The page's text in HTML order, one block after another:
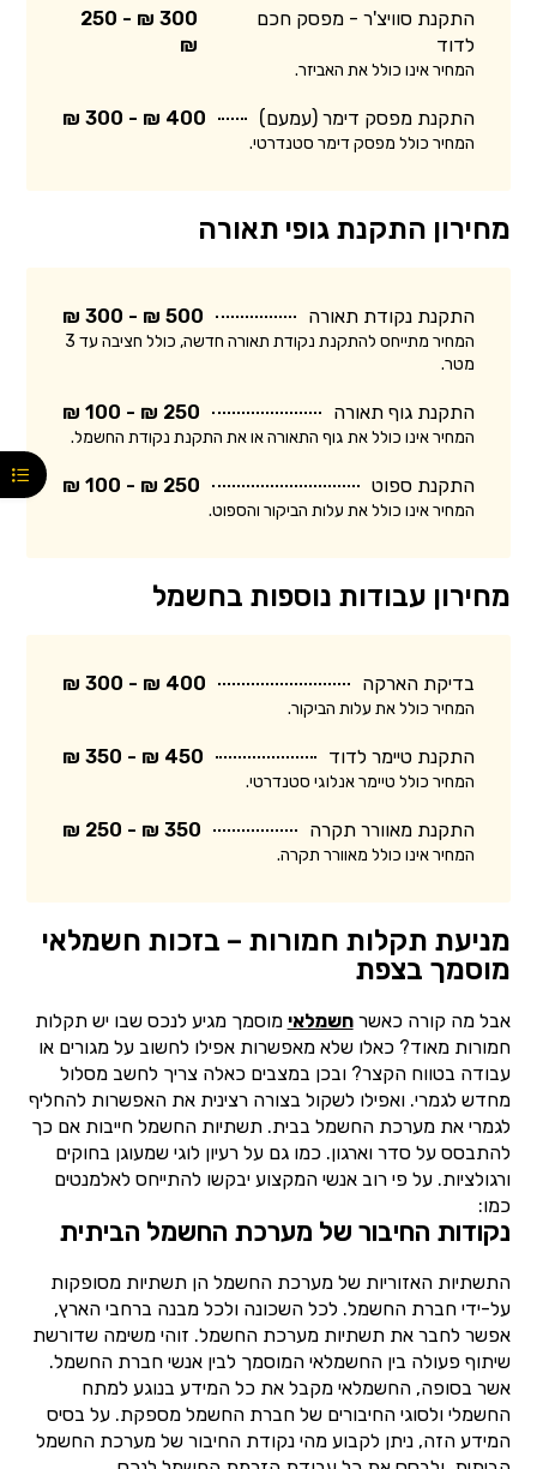
התקנת סוויצ'ר - מפסק חכם
לדוד
300 ₪ - 250
₪
המחיר אינו כולל את האביזר.
התקנת מפסק דימר (עמעם) 400 ₪ - 300 ₪
המחיר כולל מפסק דימר סטנדרטי.
מחירון התקנת גופי תאורה
התקנת נקודת תאורה 500 ₪ - 300 ₪
המחיר מתייחס להתקנת נקודת תאורה חדשה, כולל חציבה עד 3
מטר.
התקנת גוף תאורה 250 ₪ - 100 ₪
המחיר אינו כולל את גוף התאורה או את התקנת נקודת החשמל.
התקנת ספוט 250 ₪ - 100 ₪
המחיר אינו כולל את עלות הביקור והספוט.
מחירון עבודות נוספות בחשמל
בדיקת הארקה 400 ₪ - 300 ₪
המחיר כולל את עלות הביקור.
התקנת טיימר לדוד 450 ₪ - 350 ₪
המחיר כולל טיימר אנלוגי סטנדרטי.
התקנת מאוורר תקרה 350 ₪ - 250 ₪
המחיר אינו כולל מאוורר תקרה.
מניעת תקלות חמורות – בזכות חשמלאי
מוסמך בצפת
אבל מה קורה כאשרחשמלאי מוסמך מגיע לנכס שבו יש תקלות
חמורות מאוד? כאלו שלא מאפשרות אפילו לחשוב על מגורים או
עבודה בטווח הקצר? ובכן במצבים כאלה צריך לחשב מסלול
מחדש לגמרי. ואפילו לשקול בצורה רצינית את האפשרות להחליף
לגמרי את מערכת החשמל בבית. תשתיות החשמל חייבות אם כך
להתבסס על סדר וארגון. כמו גם על רעיון לוגי שמעוגן בחוקים
ורגולציות. על פי רוב אנשי המקצוע יבקשו להתייחס לאלמנטים
כמו:
נקודות החיבור של מערכת החשמל הביתית
התשתיות האזוריות של מערכת החשמל הן תשתיות מסופקות
על-ידי חברת החשמל. לכל השכונה ולכל מבנה ברחבי הארץ,
אפשר לחבר את תשתיות מערכת החשמל. זוהי משימה שדורשת
שיתוף פעולה בין החשמלאי המוסמך לבין אנשי חברת החשמל.
אשר בסופה, החשמלאי מקבל את כל המידע בנוגע למתח
החשמלי ולסוגי החיבורים של חברת החשמל מספקת. על בסיס
המידע הזה, ניתן לקבוע מהי נקודת החיבור של מערכת החשמל